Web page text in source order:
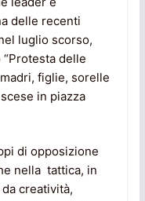
delle recenti
luglio scorso,
“Protesta delle
figlie, sorelle
in piazza
di opposizione
nella tattica, in
creatività,